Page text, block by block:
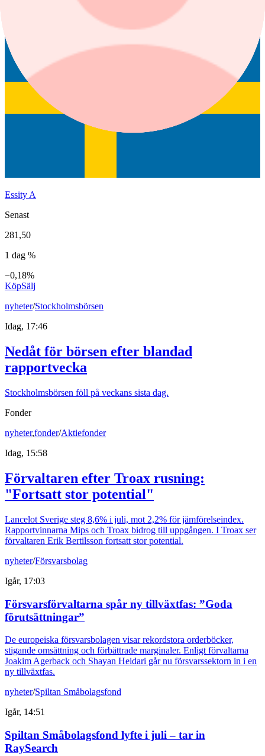
Essity A
Senast
281,50
1 dag %
−0,18%
KöpSälj
nyheter/Stockholmsbörsen
Idag, 17:46
Nedåt för börsen efter blandad
rapportvecka
Stockholmsbörsen föll på veckans sista dag.
Fonder
nyheter,fonder/Aktiefonder
Idag, 15:58
Förvaltaren efter Troax rusning:
"Fortsatt stor potential"
Lancelot Sverige steg 8,6% i juli, mot 2,2% för jämförelseindex.
Rapportvinnarna Mips och Troax bidrog till uppgången. I Troax ser
förvaltaren Erik Bertilsson fortsatt stor potential.
nyheter/Försvarsbolag
Igår, 17:03
Försvarsförvaltarna spår ny tillväxtfas: ”Goda
förutsättningar”
De europeiska försvarsbolagen visar rekordstora orderböcker,
stigande omsättning och förbättrade marginaler. Enligt förvaltarna
Joakim Agerback och Shayan Heidari går nu försvarssektorn in i en
ny tillväxtfas.
nyheter/Spiltan Småbolagsfond
Igår, 14:51
Spiltan Småbolagsfond lyfte i juli – tar in
RaySearch